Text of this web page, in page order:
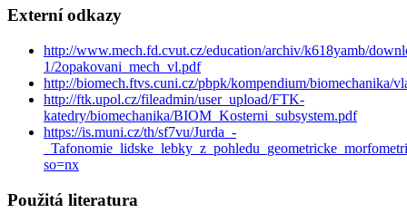
Externí odkazy
http://www.mech.fd.cvut.cz/education/archiv/k618yamb/
1/2opakovani_mech_vl.pdf
http://biomech.ftvs.cuni.cz/pbpk/kompendium/biomechanika/
http://ftk.upol.cz/fileadmin/user_upload/FTK-
katedry/biomechanika/BIOM_Kosterni_subsystem.pdf
https://is.muni.cz/th/sf7vu/Jurda_-
so=nx
Použitá literatura